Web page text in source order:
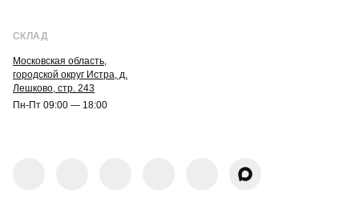
СКЛАД
Московская область,
городской округ Истра, д.
Лешково, стр. 243
Пн-Пт 09:00 — 18:00